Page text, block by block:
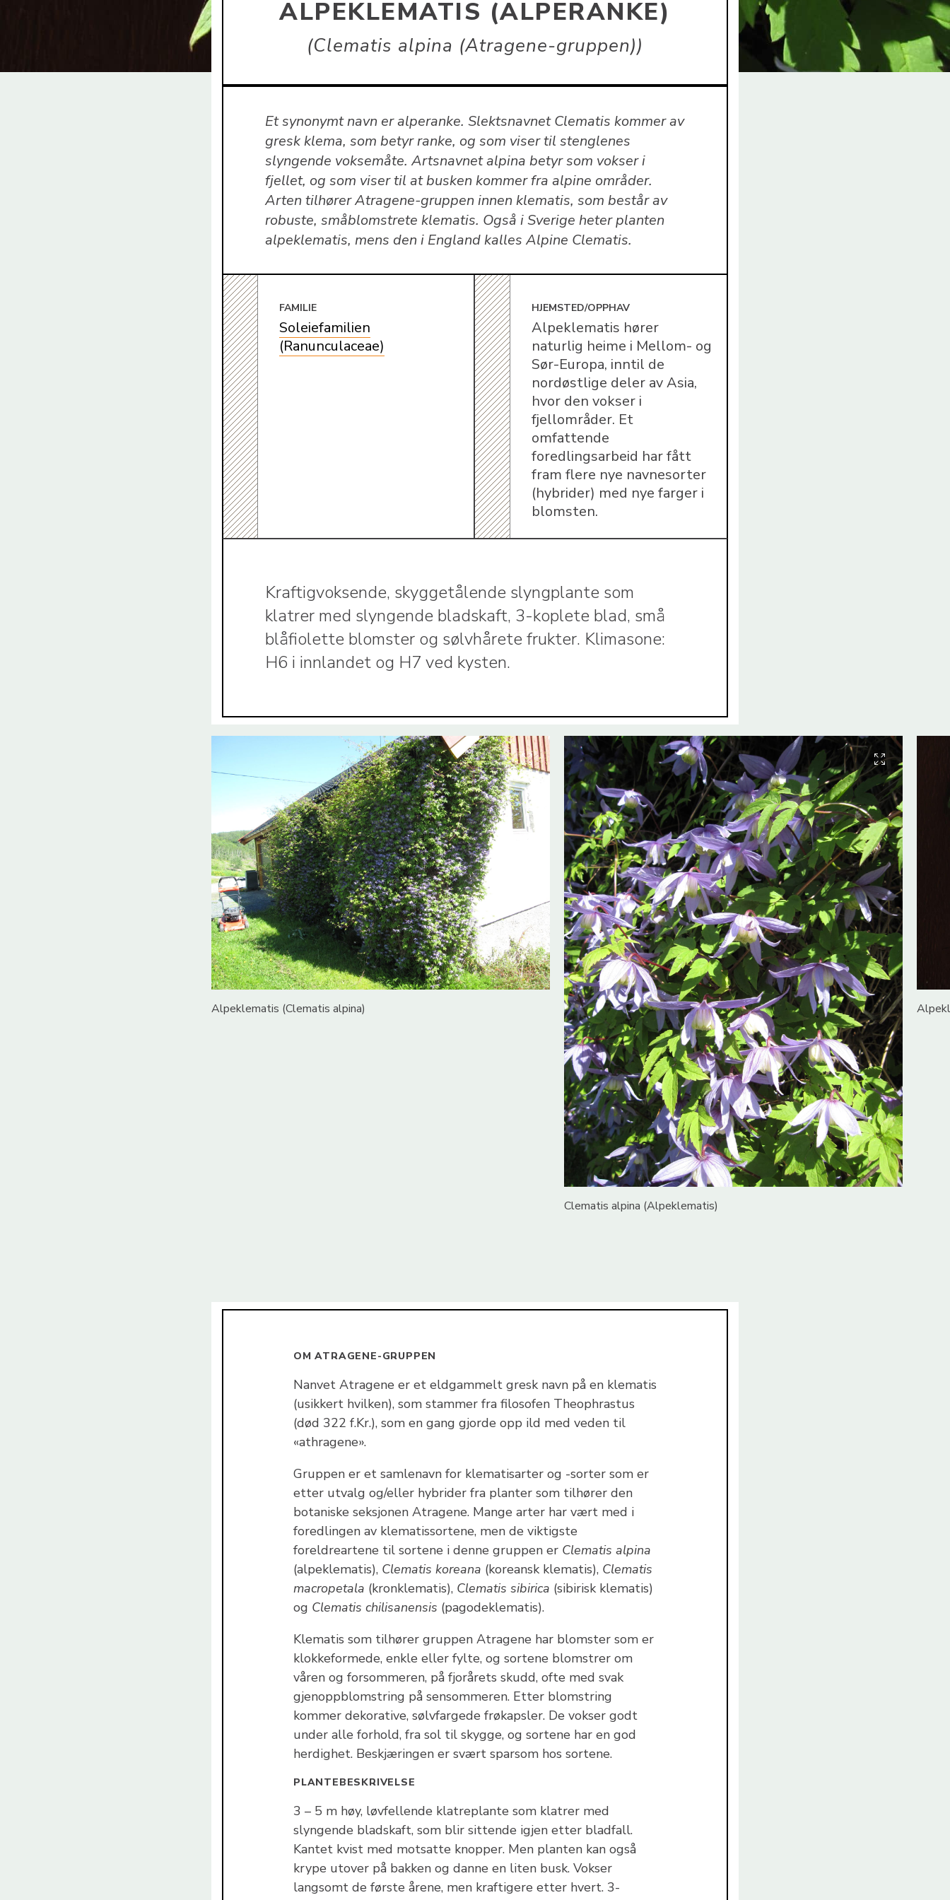
ALPEKLEMATIS (ALPERANKE)
Clematis alpina (Atragene-gruppen)
Et synonymt navn er alperanke. Slektsnavnet Clematis kommer av
gresk klema, som betyr ranke, og som viser til stenglenes
slyngende voksemåte. Artsnavnet alpina betyr som vokser i
fjellet, og som viser til at busken kommer fra alpine områder.
Arten tilhører Atragene-gruppen innen klematis, som består av
robuste, småblomstrete klematis. Også i Sverige heter planten
alpeklematis, mens den i England kalles Alpine Clematis.
FAMILIE
Soleiefamilien
(Ranunculaceae)
HJEMSTED/OPPHAV
Alpeklematis hører
naturlig heime i Mellom- og
Sør-Europa, inntil de
nordøstlige deler av Asia,
hvor den vokser i
fjellområder. Et
omfattende
foredlingsarbeid har fått
fram flere nye navnesorter
(hybrider) med nye farger i
blomsten.
Kraftigvoksende, skyggetålende slyngplante som
klatrer med slyngende bladskaft, 3-koplete blad, små
blåfiolette blomster og sølvhårete frukter. Klimasone:
H6 i innlandet og H7 ved kysten.
Alpeklematis (Clematis alpina)
Clematis alpina (Alpeklematis)
OM ATRAGENE-GRUPPEN
Nanvet Atragene er et eldgammelt gresk navn på en klematis
(usikkert hvilken), som stammer fra filosofen Theophrastus
(død 322 f.Kr.), som en gang gjorde opp ild med veden til
«athragene».
Gruppen er et samlenavn for klematisarter og -sorter som er
etter utvalg og/eller hybrider fra planter som tilhører den
botaniske seksjonen Atragene. Mange arter har vært med i
foredlingen av klematissortene, men de viktigste
foreldreartene til sortene i denne gruppen er Clematis alpina
(alpeklematis), Clematis koreana (koreansk klematis), Clematis
macropetala (kronklematis), Clematis sibirica (sibirisk klematis)
og Clematis chilisanensis (pagodeklematis).
Klematis som tilhører gruppen Atragene har blomster som er
klokkeformede, enkle eller fylte, og sortene blomstrer om
våren og forsommeren, på fjorårets skudd, ofte med svak
gjenoppblomstring på sensommeren. Etter blomstring
kommer dekorative, sølvfargede frøkapsler. De vokser godt
under alle forhold, fra sol til skygge, og sortene har en god
herdighet. Beskjæringen er svært sparsom hos sortene.
PLANTEBESKRIVELSE
3 – 5 m høy, løvfellende klatreplante som klatrer med
slyngende bladskaft, som blir sittende igjen etter bladfall.
Kantet kvist med motsatte knopper. Men planten kan også
krype utover på bakken og danne en liten busk. Vokser
langsomt de første årene, men kraftigere etter hvert. 3-